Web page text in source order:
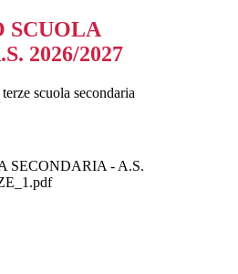
SCUOLA
2026/2027
scuola secondaria
SECONDARIA - A.S.